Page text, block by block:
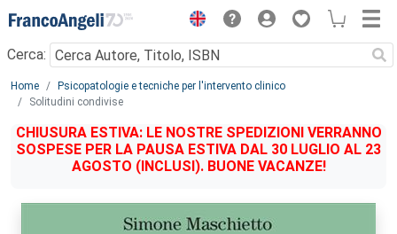
Menu
Cerca:
Main content
Home
Psicopatologie e tecniche per l'intervento clinico
Solitudini condivise
CHIUSURA ESTIVA: LE NOSTRE SPEDIZIONI VERRANNO
SOSPESE PER LA PAUSA ESTIVA DAL 30 LUGLIO AL 23
AGOSTO (INCLUSI). BUONE VACANZE!